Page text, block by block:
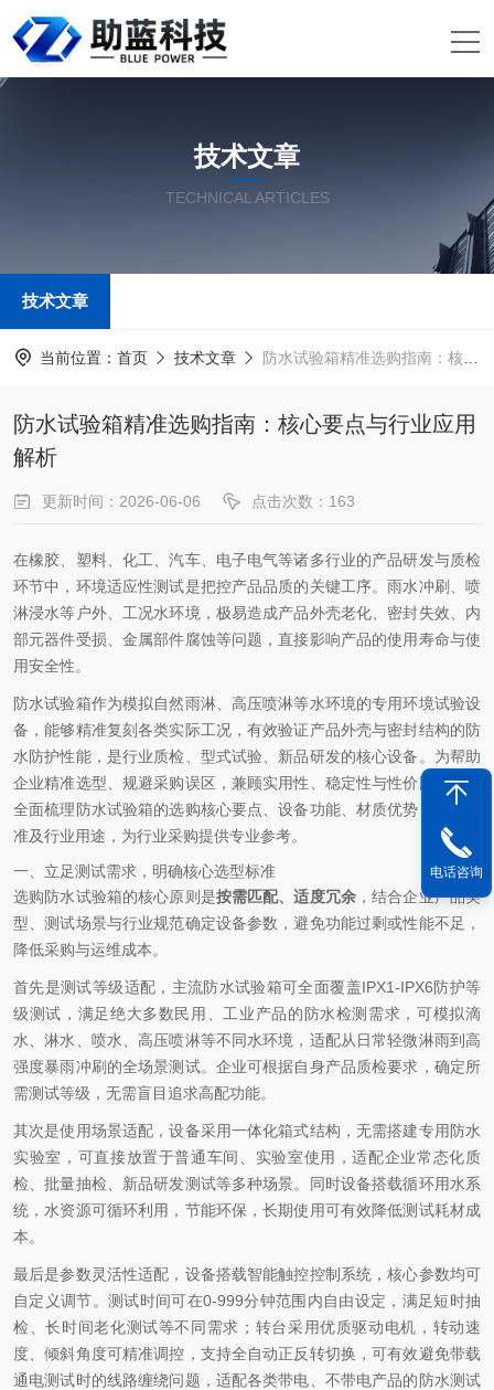
技术文章
TECHNICAL ARTICLES
技术文章
当前位置： 首页 技术文章 防水试验箱精准选购指南：核心要点与行业应用解析
防水试验箱精准选购指南：核心要点与行业应用
解析
更新时间：2026-06-06 点击次数：163
在橡胶、塑料、化工、汽车、电子电气等诸多行业的产品研发与质检
环节中，环境适应性测试是把控产品品质的关键工序。雨水冲刷、喷
淋浸水等户外、工况水环境，极易造成产品外壳老化、密封失效、内
部元器件受损、金属部件腐蚀等问题，直接影响产品的使用寿命与使
用安全性。
防水试验箱作为模拟自然雨淋、高压喷淋等水环境的专用环境试验设
备，能够精准复刻各类实际工况，有效验证产品外壳与密封结构的防
水防护性能，是行业质检、型式试验、新品研发的核心设备。为帮助
企业精准选型、规避采购误区，兼顾实用性、稳定性与性价比，本文
全面梳理防水试验箱的选购核心要点、设备功能、材质优势、执行标
准及行业用途，为行业采购提供专业参考。
一、立足测试需求，明确核心选型标准
选购防水试验箱的核心原则是按需匹配、适度冗余 ，结合企业产品类
型、测试场景与行业规范确定设备参数，避免功能过剩或性能不足，
降低采购与运维成本。
首先是测试等级适配，主流防水试验箱可全面覆盖IPX1-IPX6防护等
级测试，满足绝大多数民用、工业产品的防水检测需求，可模拟滴
水、淋水、喷水、高压喷淋等不同水环境，适配从日常轻微淋雨到高
强度暴雨冲刷的全场景测试。企业可根据自身产品质检要求，确定所
需测试等级，无需盲目追求高配功能。
其次是使用场景适配，设备采用一体化箱式结构，无需搭建专用防水
实验室，可直接放置于普通车间、实验室使用，适配企业常态化质
检、批量抽检、新品研发测试等多种场景。同时设备搭载循环用水系
统，水资源可循环利用，节能环保，长期使用可有效降低测试耗材成
本。
最后是参数灵活性适配，设备搭载智能触控控制系统，核心参数均可
自定义调节。测试时间可在0-999分钟范围内自由设定，满足短时抽
检、长时间老化测试等不同需求；转台采用优质驱动电机，转动速
度、倾斜角度可精准调控，支持全自动正反转切换，可有效避免带载
通电测试时的线路缠绕问题，适配各类带电、不带电产品的防水测试
电话咨询